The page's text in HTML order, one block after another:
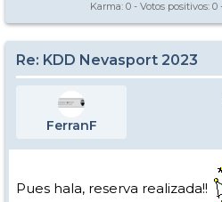
Karma: 0 - Votos positivos: 0
Re: KDD Nevasport 2023
FerranF
Pues hala, reserva realizada!!